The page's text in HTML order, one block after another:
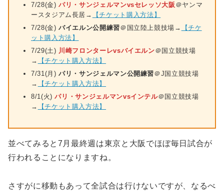
7/28(金)パリ・サンジェルマンvsセレッソ大阪 ＠ヤンマ
ースタジアム長居→
【チケット購入方法】
7/28(金)バイエルン公開練習＠国立陸上競技場→
【チケ
ット購入方法】
7/29(土) 川崎フロンターレvsバイエルン＠国立競技場
→
【チケット購入方法】
7/31(月)パリ・サンジェルマン公開練習＠J国立競技場
→
【チケット購入方法】
8/1(火)パリ・サンジェルマンvsインテル＠国立競技場
→
【チケット購入方法】
並べてみると7月最終週は東京と大阪でほぼ毎日試合が
行われることになりますね。
さすがに移動もあって全試合は行けないですが、なるべ